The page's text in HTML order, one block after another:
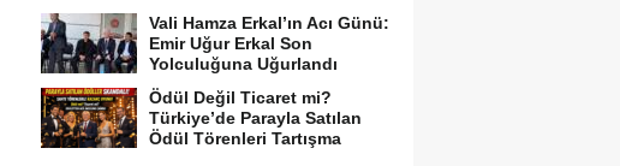
Vali Hamza Erkal’ın Acı Günü:
Emir Uğur Erkal Son
Yolculuğuna Uğurlandı
Ödül Değil Ticaret mi?
Türkiye’de Parayla Satılan
Ödül Törenleri Tartışma